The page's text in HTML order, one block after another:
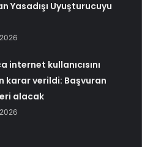
Yasadışı Uyuşturucuyu
internet kullanıcısını
karar verildi: Başvuran
alacak